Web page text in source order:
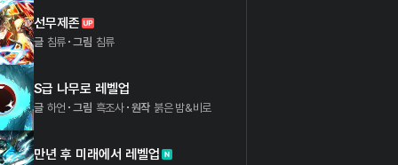
선무제존
글 침류 그림 침류
S급 나무로 레벨업
글 하언 그림 흑조사 원작 붉은 밤&비로
만년 후 미래에서 레벨업